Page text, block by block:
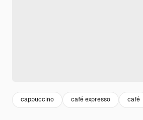
cappuccino café expresso café